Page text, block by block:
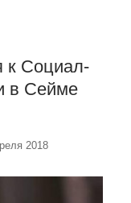
к Социал-
в Сейме
2018